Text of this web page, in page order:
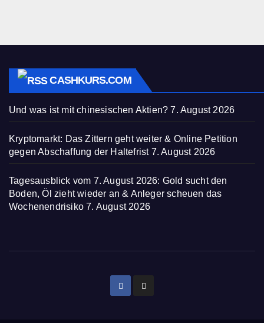
CASHKURS.COM
Und was ist mit chinesischen Aktien? 7. August 2026
Kryptomarkt: Das Zittern geht weiter & Online Petition
gegen Abschaffung der Haltefrist 7. August 2026
Tagesausblick vom 7. August 2026: Gold sucht den
Boden, Öl zieht wieder an & Anleger scheuen das
Wochenendrisiko 7. August 2026